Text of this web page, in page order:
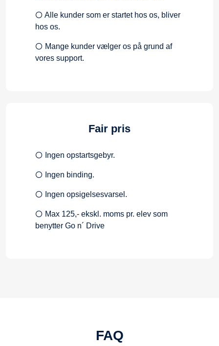
Alle kunder som er startet hos os, bliver
hos os.
Mange kunder vælger os på grund af
vores support.
Fair pris
Ingen opstartsgebyr.
Ingen binding.
Ingen opsigelsesvarsel.
Max 125,- ekskl. moms pr. elev som
benytter Go n´ Drive
FAQ